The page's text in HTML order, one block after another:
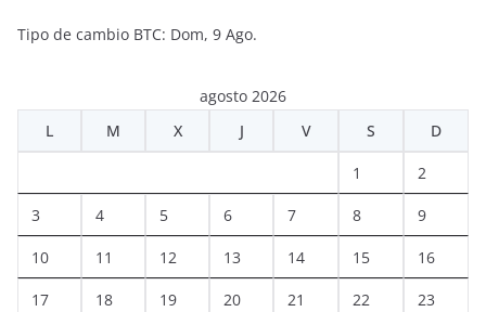
Tipo de cambio BTC: Dom, 9 Ago.
agosto 2026
L
M X J V S D
1 2
3 4 5 6 7 8 9
10 11 12 13 14 15 16
17 18 19 20 21 22 23